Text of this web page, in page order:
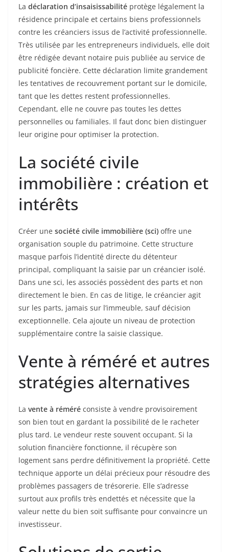
La déclaration d’insaisissabilité protège légalement la
résidence principale et certains biens professionnels
contre les créanciers issus de l’activité professionnelle.
Très utilisée par les entrepreneurs individuels, elle doit
être rédigée devant notaire puis publiée au service de
publicité foncière. Cette déclaration limite grandement
les tentatives de recouvrement portant sur le domicile,
tant que les dettes restent professionnelles.
Cependant, elle ne couvre pas toutes les dettes
personnelles ou familiales. Il faut donc bien distinguer
leur origine pour optimiser la protection.
La société civile
immobilière : création et
intérêts
Créer une société civile immobilière (sci) offre une
organisation souple du patrimoine. Cette structure
masque parfois l’identité directe du détenteur
principal, compliquant la saisie par un créancier isolé.
Dans une sci, les associés possèdent des parts et non
directement le bien. En cas de litige, le créancier agit
sur les parts, jamais sur l’immeuble, sauf décision
exceptionnelle. Cela ajoute un niveau de protection
supplémentaire contre la saisie classique.
Vente à réméré et autres
stratégies alternatives
La vente à réméré consiste à vendre provisoirement
son bien tout en gardant la possibilité de le racheter
plus tard. Le vendeur reste souvent occupant. Si la
solution financière fonctionne, il récupère son
logement sans perdre définitivement la propriété. Cette
technique apporte un délai précieux pour résoudre des
problèmes passagers de trésorerie. Elle s’adresse
surtout aux profils très endettés et nécessite que la
valeur nette du bien soit suffisante pour convaincre un
investisseur.